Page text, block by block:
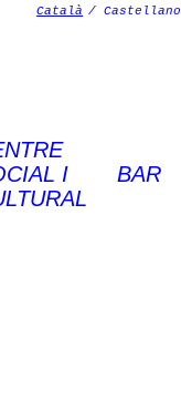
Català Castellano
I
BAR